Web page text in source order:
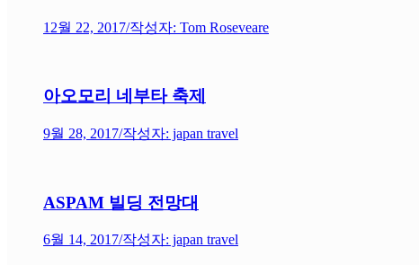
12월 22, 2017/작성자: Tom Roseveare
아오모리 네부타 축제
9월 28, 2017/작성자: japan travel
ASPAM 빌딩 전망대
6월 14, 2017/작성자: japan travel